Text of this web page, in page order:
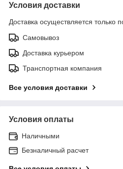
Условия доставки
Доставка осуществляется только
Самовывоз
Доставка курьером
Транспортная компания
Все условия доставки
Условия оплаты
Наличными
Безналичный расчет